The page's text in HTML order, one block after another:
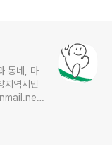
동네, 마